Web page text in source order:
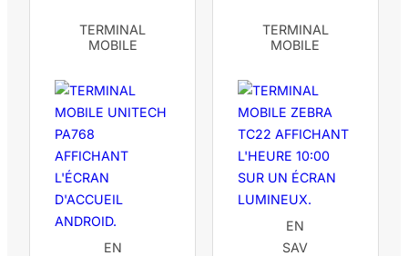
TERMINAL
MOBILE
EN
TERMINAL
MOBILE
EN
SAV